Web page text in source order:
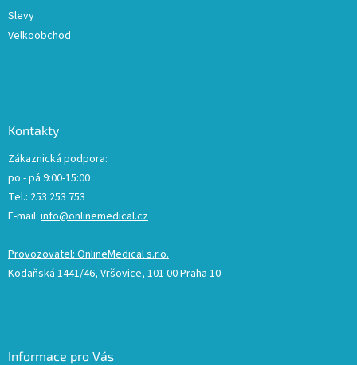
Slevy
Velkoobchod
Kontakty
Zákaznická podpora:
po - pá 9:00-15:00
Tel.: 253 253 753
E-mail: info@onlinemedical.cz
Provozovatel: OnlineMedical s.r.o.
Kodaňská 1441/46, Vršovice, 101 00 Praha 10
Informace pro Vás